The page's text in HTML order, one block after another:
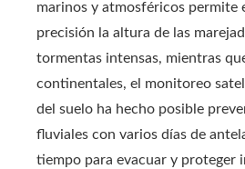
marinos y atmosféricos permite
precisión la altura de las
tormentas intensas, mientras
continentales, el monitoreo
del suelo ha hecho posible
fluviales con varios días de
tiempo para evacuar y proteger